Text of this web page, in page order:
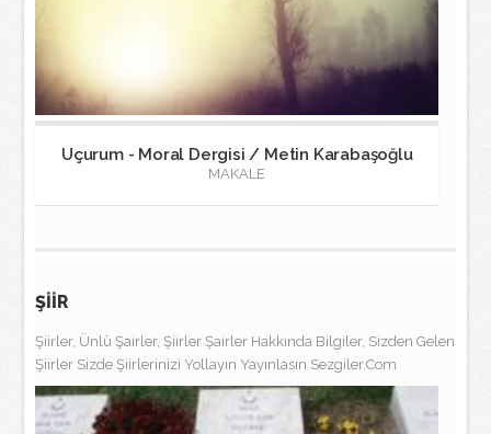
Uçurum - Moral Dergisi / Metin Karabaşoğlu
MAKALE
ŞİİR
Şiirler, Ünlü Şairler, Şiirler Şairler Hakkında Bilgiler, Sizden Gelen
Şiirler Sizde Şiirlerinizi Yollayın Yayınlasın Sezgiler.Com